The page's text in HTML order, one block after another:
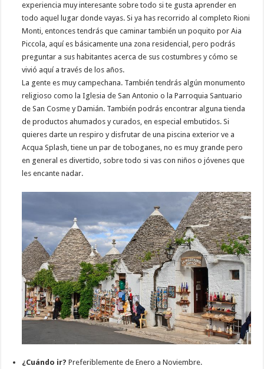
experiencia muy interesante sobre todo si te gusta aprender en
todo aquel lugar donde vayas. Si ya has recorrido al completo Rioni
Monti, entonces tendrás que caminar también un poquito por Aia
Piccola, aquí es básicamente una zona residencial, pero podrás
preguntar a sus habitantes acerca de sus costumbres y cómo se
vivió aquí a través de los años.
La gente es muy campechana. También tendrás algún monumento
religioso como la Iglesia de San Antonio o la Parroquia Santuario
de San Cosme y Damián. También podrás encontrar alguna tienda
de productos ahumados y curados, en especial embutidos. Si
quieres darte un respiro y disfrutar de una piscina exterior ve a
Acqua Splash, tiene un par de toboganes, no es muy grande pero
en general es divertido, sobre todo si vas con niños o jóvenes que
les encante nadar.
¿Cuándo ir? Preferiblemente de Enero a Noviembre.